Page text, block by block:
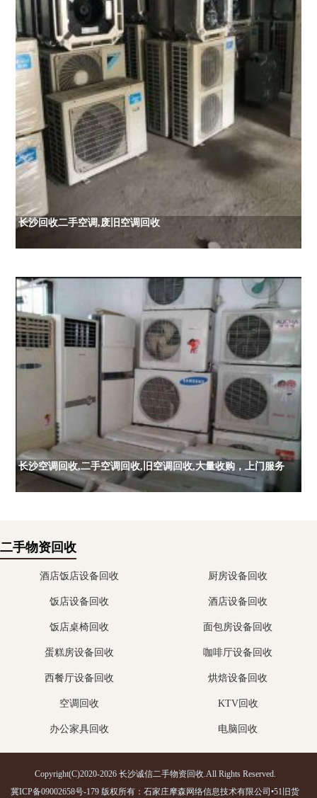
长沙回收二手空调,废旧空调回收
长沙空调回收,二手空调回收,旧空调回收,大量收购，上门服务
二手物资回收
酒店饭店设备回收 厨房设备回收
饭店设备回收 酒店设备回收
饭店桌椅回收 面包房设备回收
蛋糕房设备回收 咖啡厅设备回收
西餐厅设备回收 烘焙设备回收
空调回收 KTV回收
办公家具回收 电脑回收
Copyright(C)2020-2026 长沙诚信二手物资回收.All Rights Reserved.
冀ICP备09002658号-179 版权所有：石家庄摩森网络信息技术有限公司•51旧货